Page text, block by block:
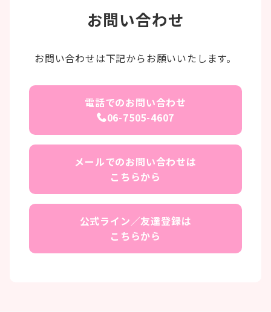
お問い合わせ
お問い合わせは下記からお願いいたします。
電話でのお問い合わせ
06-7505-4607
メールでのお問い合わせは
こちらから
公式ライン／友達登録は
こちらから